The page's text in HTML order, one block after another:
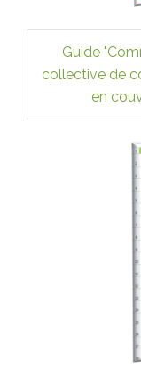
Guide
collective de
en